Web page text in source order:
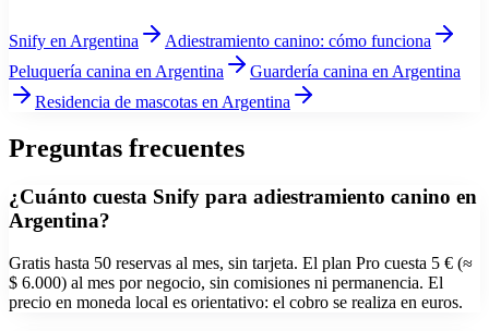
Snify en Argentina Adiestramiento canino: cómo funciona
Peluquería canina en Argentina Guardería canina en Argentina
Residencia de mascotas en Argentina
Preguntas frecuentes
¿Cuánto cuesta Snify para adiestramiento canino en
Argentina?
Gratis hasta 50 reservas al mes, sin tarjeta. El plan Pro cuesta 5 € (≈
$ 6.000) al mes por negocio, sin comisiones ni permanencia. El
precio en moneda local es orientativo: el cobro se realiza en euros.